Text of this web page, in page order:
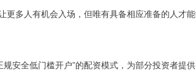
多人有机会入场，但唯有具备相应准备的人才能
安全低门槛开户”的配资模式，为部分投资者提